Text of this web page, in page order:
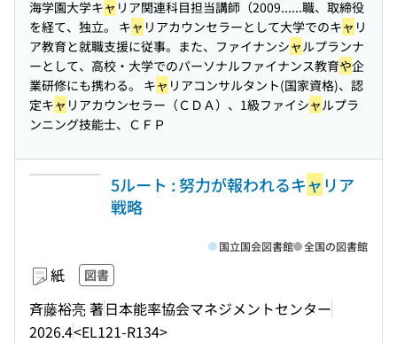
海学園大学キャ リア関連科目担当講師（2009......職、取締役
を経て、独立。 キャ リアカウンセラーとして大学でのキャ リ
ア教育と就職支援に従事。また、ファイナンシャルプランナ
ーとして、高校・大学でのパーソナルファイナンス教育や企
業研修にも携わる。 キャ リアコンサルタント(国家資格)、認
定キャ リアカウンセラー（ＣＤＡ）、1級ファイシャルプラ
ンニング技能士、ＣＦＰ
5ルート : 努力が報われるキャリア
戦略
紙 図書
斉藤裕亮 著日本能率協会マネジメントセンター
2026.4<EL121-R134>
国立国会図書館 全国の図書館